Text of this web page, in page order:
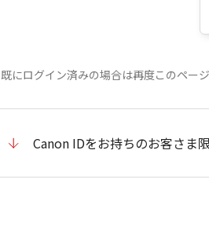
既にログイン済みの場合は再度このページ
Canon IDをお持ちのお客さま